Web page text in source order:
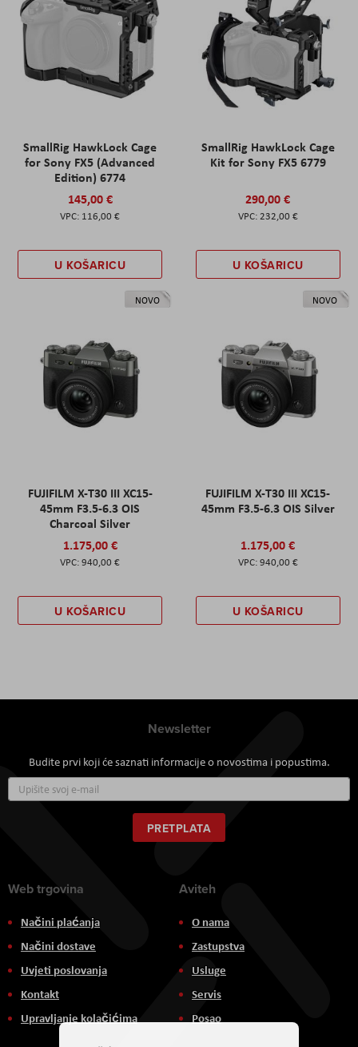
SmallRig HawkLock Cage
for Sony FX5 (Advanced
Edition) 6774
145,00 €
116,00 €
U KOŠARICU
SmallRig HawkLock Cage
Kit for Sony FX5 6779
290,00 €
232,00 €
U KOŠARICU
NOVO
FUJIFILM X-T30 III XC15-
45mm F3.5-6.3 OIS
Charcoal Silver
1.175,00 €
940,00 €
U KOŠARICU
NOVO
FUJIFILM X-T30 III XC15-
45mm F3.5-6.3 OIS Silver
1.175,00 €
940,00 €
U KOŠARICU
Newsletter
Budite prvi koji će saznati informacije o novostima i popustima.
se
za
naš
newsletter:
PRETPLATA
Web trgovina
Načini plaćanja
Načini dostave
Uvjeti poslovanja
Kontakt
Upravljanje kolačićima
Aviteh
O nama
Zastupstva
Usluge
Servis
Posao